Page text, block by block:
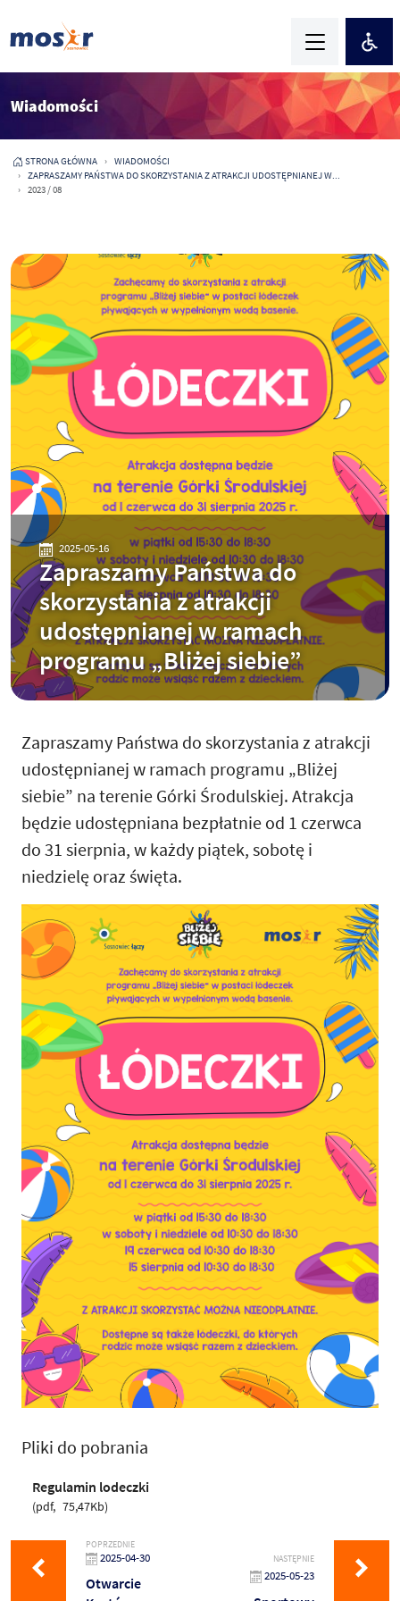
Wiadomości
STRONA GŁÓWNA
WIADOMOŚCI
ZAPRASZAMY PAŃSTWA DO SKORZYSTANIA Z ATRAKCJI UDOSTĘPNIANEJ W...
2023 / 08
2025-05-16
Zapraszamy Państwa do
skorzystania z atrakcji
udostępnianej w ramach
programu „Bliżej siebie”
Zapraszamy Państwa do skorzystania z atrakcji
udostępnianej w ramach programu „Bliżej
siebie” na terenie Górki Środulskiej. Atrakcja
będzie udostępniana bezpłatnie od 1 czerwca
do 31 sierpnia, w każdy piątek, sobotę i
niedzielę oraz święta.
Pliki do pobrania
Regulamin lodeczki
pdf 75,47Kb
POPRZEDNIE
2025-04-30
Otwarcie
NASTĘPNIE
2025-05-23